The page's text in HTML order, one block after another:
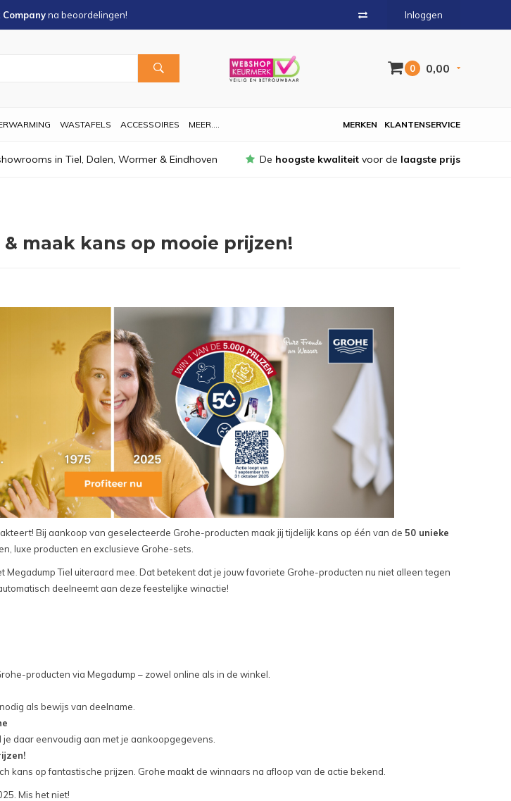
na beoordelingen! Inloggen
0 0,00
WASTAFELS ACCESSOIRES MEER.... KLANTENSERVICE
MERKEN
in Tiel, Dalen, Wormer & Eindhoven De hoogste kwaliteit voor de laagste prijs
& maak kans op mooie prijzen!
Bij aankoop van geselecteerde Grohe-producten maak jij tijdelijk kans op één van de 50 unieke
luxe producten en exclusieve Grohe-sets.
Tiel uiteraard mee. Dat betekent dat je jouw favoriete Grohe-producten nu niet alleen tegen
deelneemt aan deze feestelijke winactie!
producten via Megadump – zowel online als in de winkel.
als bewijs van deelname.
daar eenvoudig aan met je aankoopgegevens.
kans op fantastische prijzen. Grohe maakt de winnaars na afloop van de actie bekend.
Mis het niet!